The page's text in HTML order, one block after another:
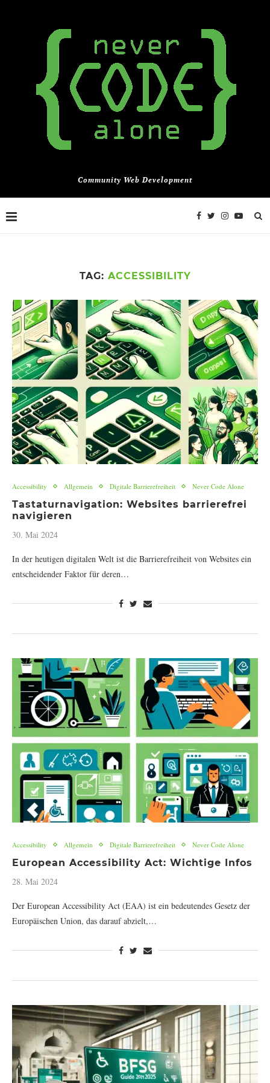
Community Web Development
TAG: ACCESSIBILITY
Accessibility Allgemein Digitale Barrierefreiheit Never Code Alone
Tastaturnavigation: Websites barrierefrei
navigieren
30. Mai 2024
In der heutigen digitalen Welt ist die Barrierefreiheit von Websites ein
entscheidender Faktor für deren…
Accessibility Allgemein Digitale Barrierefreiheit Never Code Alone
European Accessibility Act: Wichtige Infos
28. Mai 2024
Der European Accessibility Act (EAA) ist ein bedeutendes Gesetz der
Europäischen Union, das darauf abzielt,…